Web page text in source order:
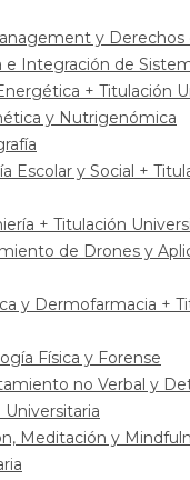
y Derechos
e Integración de
+ Titulación
y Nutrigenómica
Escolar y Social +
+ Titulación
de Drones y
y Dermofarmacia +
Física y Forense
no Verbal y
Meditación y